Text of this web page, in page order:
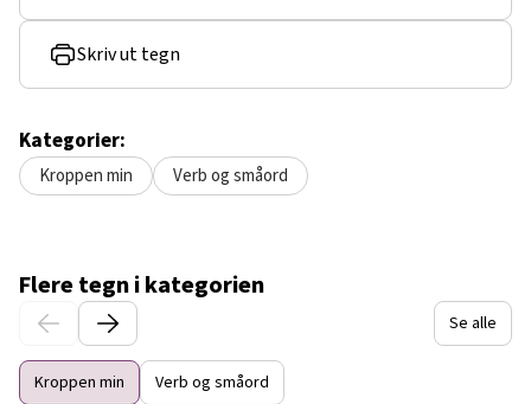
Skriv ut tegn
Kategorier:
Kroppen min Verb og småord
Flere tegn i kategorien
Se alle
Kroppen min Verb og småord